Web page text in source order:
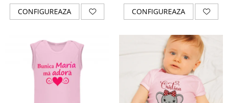
nascuti BPF5
CONFIGUREAZA CONFIGUREAZA